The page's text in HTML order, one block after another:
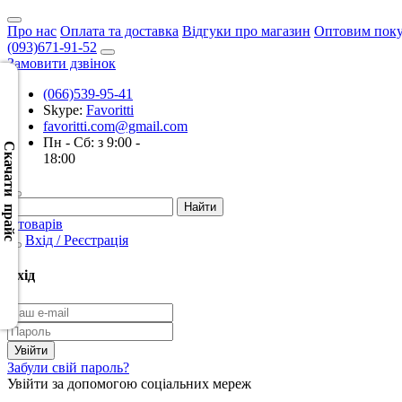
Про нас Оплата та доставка Відгуки про магазин Оптовим
(093)671-91-52
Замовити дзвінок
(066)539-95-41
Skype: Favoritti
favoritti.com@gmail.com
Пн - Сб: з 9:00 -
18:00
0 товарів
Вхід / Реєстрація
Вхід
Забули свій пароль?
Увійти за допомогою соціальних мереж
Скачати прайс
Скачать
XML
(Розн.)
Скачать
XML
(Опт)
Скачать
(Розн.)
Скачать
CSV
(Опт)